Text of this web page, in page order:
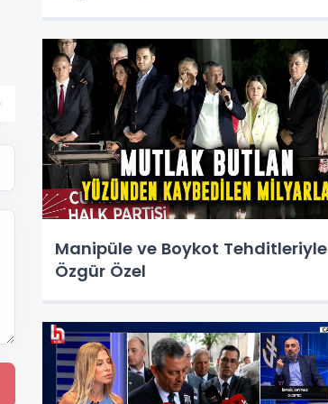
Manipüle ve Boykot Tehditleriyle
Özgür Özel